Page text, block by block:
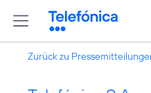
Zurück zu